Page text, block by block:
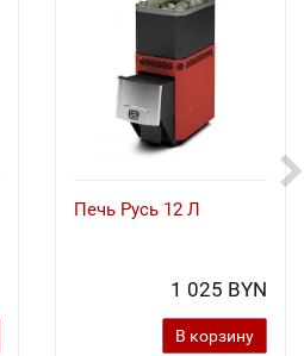
Печь Русь 12 Л
1 025 BYN
В корзину